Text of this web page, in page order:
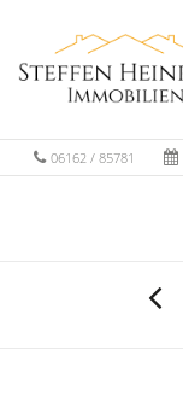
06162 / 85781